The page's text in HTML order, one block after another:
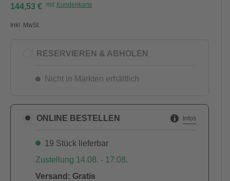
144,53 € mit Kundenkarte
Inkl. MwSt.
RESERVIEREN & ABHOLEN
Nicht in Märkten erhältlich
ONLINE BESTELLEN Infos
19 Stück lieferbar
Zustellung 14.08. - 17.08.
Versand: Gratis